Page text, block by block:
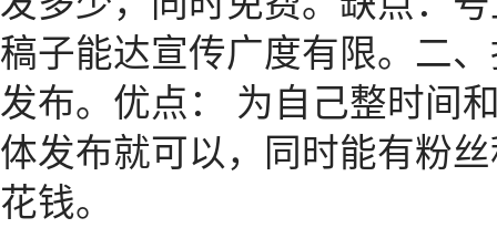
稿子能达宣传广度有限。二
发布。优点： 为自己整时间
体发布就可以，同时能有粉
花钱。